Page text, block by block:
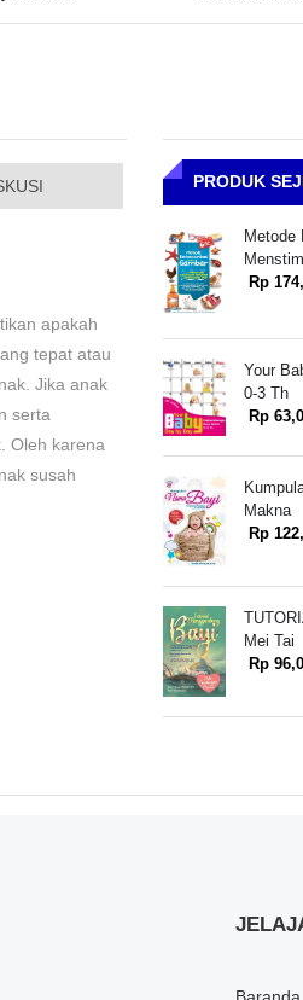
apakah
tepat atau
Jika anak
serta
Oleh karena
susah
PRODUK
Metode
Rp
Your
0-3 Th
Rp
Makna
Rp
Mei Tai
Rp
Baranda